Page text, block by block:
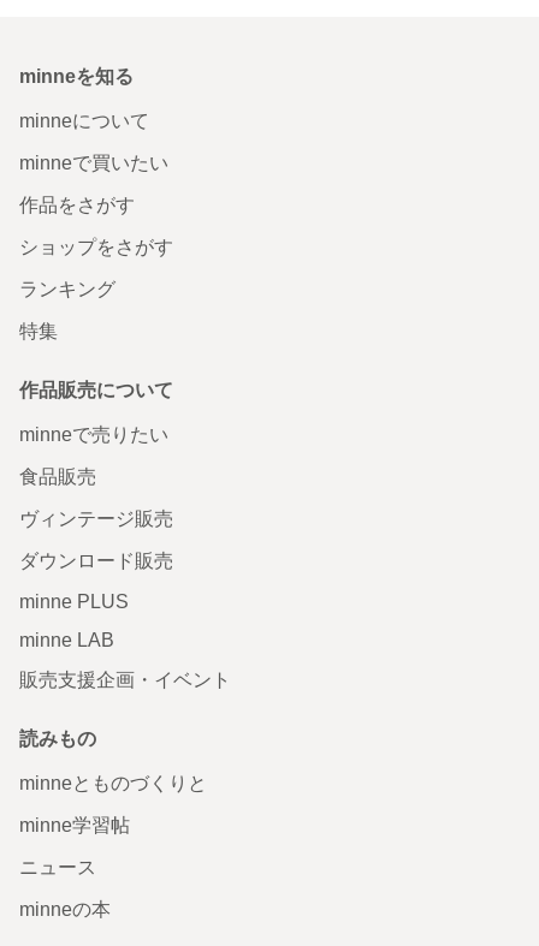
minneを知る
minneについて
minneで買いたい
作品をさがす
ショップをさがす
ランキング
特集
作品販売について
minneで売りたい
食品販売
ヴィンテージ販売
ダウンロード販売
minne PLUS
minne LAB
販売支援企画・イベント
読みもの
minneとものづくりと
minne学習帖
ニュース
minneの本